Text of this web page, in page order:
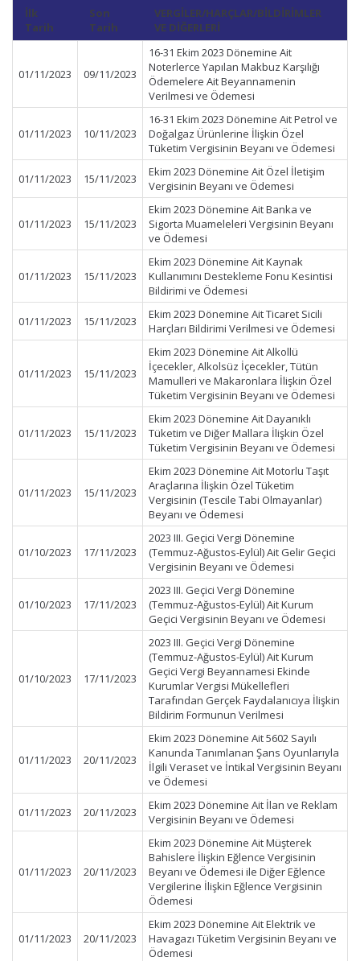
İlk
Tarih
Son
Tarih
VERGİLER/HARÇLAR/BİLDİRİMLER
VE DİĞERLERİ
01/11/2023 09/11/2023
16-31 Ekim 2023 Dönemine Ait
Noterlerce Yapılan Makbuz Karşılığı
Ödemelere Ait Beyannamenin
Verilmesi ve Ödemesi
01/11/2023 10/11/2023
16-31 Ekim 2023 Dönemine Ait Petrol ve
Doğalgaz Ürünlerine İlişkin Özel
Tüketim Vergisinin Beyanı ve Ödemesi
01/11/2023 15/11/2023
Ekim 2023 Dönemine Ait Özel İletişim
Vergisinin Beyanı ve Ödemesi
01/11/2023 15/11/2023
Ekim 2023 Dönemine Ait Banka ve
Sigorta Muameleleri Vergisinin Beyanı
ve Ödemesi
01/11/2023 15/11/2023
Ekim 2023 Dönemine Ait Kaynak
Kullanımını Destekleme Fonu Kesintisi
Bildirimi ve Ödemesi
01/11/2023 15/11/2023
Ekim 2023 Dönemine Ait Ticaret Sicili
Harçları Bildirimi Verilmesi ve Ödemesi
01/11/2023 15/11/2023
Ekim 2023 Dönemine Ait Alkollü
İçecekler, Alkolsüz İçecekler, Tütün
Mamulleri ve Makaronlara İlişkin Özel
Tüketim Vergisinin Beyanı ve Ödemesi
01/11/2023 15/11/2023
Ekim 2023 Dönemine Ait Dayanıklı
Tüketim ve Diğer Mallara İlişkin Özel
Tüketim Vergisinin Beyanı ve Ödemesi
01/11/2023 15/11/2023
Ekim 2023 Dönemine Ait Motorlu Taşıt
Araçlarına İlişkin Özel Tüketim
Vergisinin (Tescile Tabi Olmayanlar)
Beyanı ve Ödemesi
01/10/2023 17/11/2023
2023 III. Geçici Vergi Dönemine
(Temmuz-Ağustos-Eylül) Ait Gelir Geçici
Vergisinin Beyanı ve Ödemesi
01/10/2023 17/11/2023
2023 III. Geçici Vergi Dönemine
(Temmuz-Ağustos-Eylül) Ait Kurum
Geçici Vergisinin Beyanı ve Ödemesi
01/10/2023 17/11/2023
2023 III. Geçici Vergi Dönemine
(Temmuz-Ağustos-Eylül) Ait Kurum
Geçici Vergi Beyannamesi Ekinde
Kurumlar Vergisi Mükellefleri
Tarafından Gerçek Faydalanıcıya İlişkin
Bildirim Formunun Verilmesi
01/11/2023 20/11/2023
Ekim 2023 Dönemine Ait 5602 Sayılı
Kanunda Tanımlanan Şans Oyunlarıyla
İlgili Veraset ve İntikal Vergisinin Beyanı
ve Ödemesi
01/11/2023 20/11/2023
Ekim 2023 Dönemine Ait İlan ve Reklam
Vergisinin Beyanı ve Ödemesi
01/11/2023 20/11/2023
Ekim 2023 Dönemine Ait Müşterek
Bahislere İlişkin Eğlence Vergisinin
Beyanı ve Ödemesi ile Diğer Eğlence
Vergilerine İlişkin Eğlence Vergisinin
Ödemesi
01/11/2023 20/11/2023
Ekim 2023 Dönemine Ait Elektrik ve
Havagazı Tüketim Vergisinin Beyanı ve
Ödemesi